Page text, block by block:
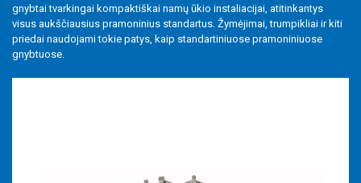
Priedai
gnybtai tvarkingai kompaktiškai namų ūkio instaliacijai, atitinkantys
visus aukščiausius pramoninius standartus. Žymėjimai, trumpikliai ir kiti
priedai naudojami tokie patys, kaip standartiniuose pramoniniuose
gnybtuose.